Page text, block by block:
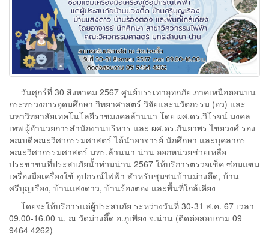
วันศุกร์ที่ 30 สิงหาคม 2567 ศูนย์บรรเทาอุทกภัย ภาคเหนือตอนบน
กระทรวงการอุดมศึกษา วิทยาศาสตร์ วิจัยและนวัตกรรม (อว) และ
มหาวิทยาลัยเทคโนโลยีราชมงคลล้านนา โดย ผศ.ดร.วิโรจน์ มงคล
เทพ ผู้อำนวยการสำนักงานบริหาร และ ผศ.ดร.กันยาพร ไชยวงศ์ รอง
คณบดีคณะวิศวกรรมศาสตร์ ได้นำอาจารย์ นักศึกษา และบุคลากร
คณะวิศวกรรมศาสตร์ มทร.ล้านนา น่าน ออกหน่วยช่วยเหลือ
ประชาชนที่ประสบภัยน้ำท่วมน่าน 2567 ให้บริการตรวจเช็ค ซ่อมแซม
เครื่องมือเครื่องใช้ อุปกรณ์ไฟฟ้า สำหรับชุมชนบ้านม่วงตึด, บ้าน
ศรีบุญเรือง, บ้านแสงดาว, บ้านร้องตอง และพื้นที่ใกล้เคียง
โดยจะให้บริการแด่ผู้ประสบภัย ระหว่างวันที่ 30-31 ส.ค. 67 เวลา
09.00-16.00 น. ณ วัดม่วงตึ๊ด อ.ภูเพียง จ.น่าน (ติดต่อสอบถาม 09
9464 4262)